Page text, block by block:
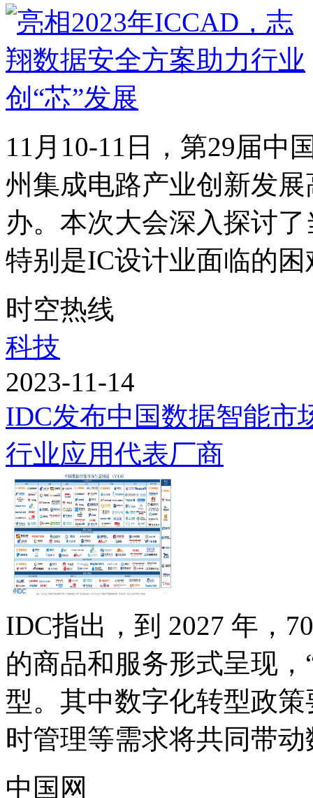
11月10-11日，第29届中
州集成电路产业创新发
办。本次大会深入探讨
特别是IC设计业面临的
时空热线
科技
2023-11-14
IDC发布中国数据智能市
行业应用代表厂商
IDC指出，到 2027 年，
的商品和服务形式呈现
型。其中数字化转型政
时管理等需求将共同带
中国网